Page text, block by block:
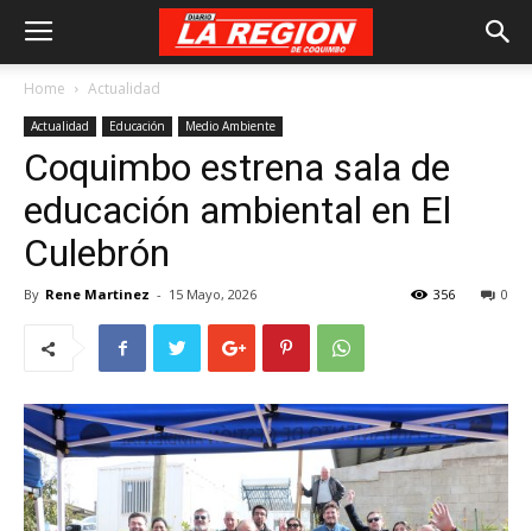
Home Actualidad
Actualidad Educación Medio Ambiente
Coquimbo estrena sala de
educación ambiental en El
Culebrón
By Rene Martinez - 15 Mayo, 2026 0
356